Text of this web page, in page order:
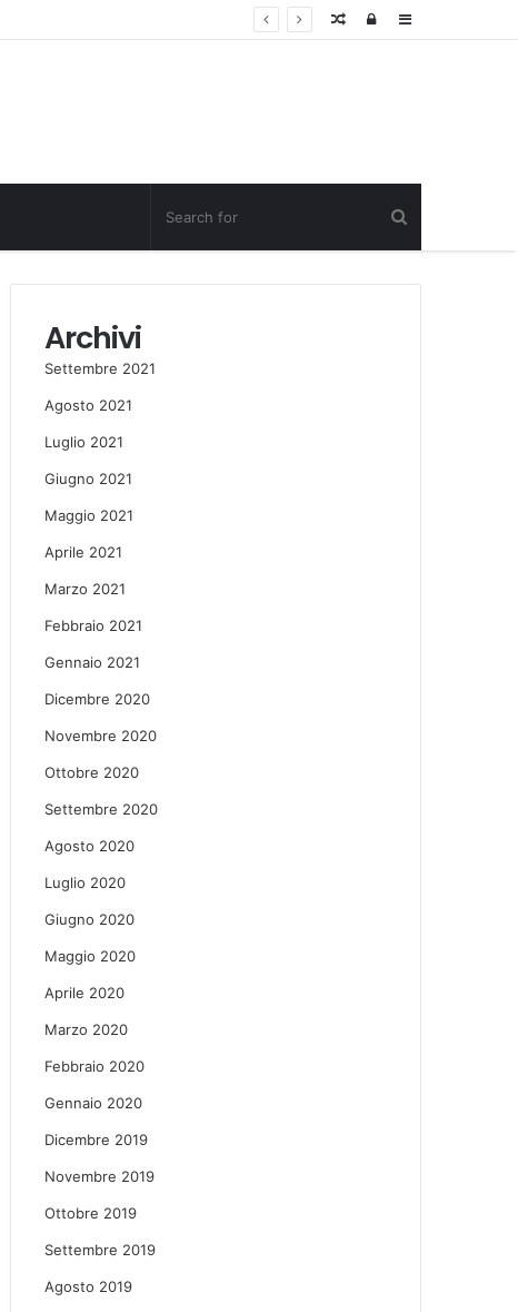
Sidebar
Log
Random
Archivi
Settembre 2021
Agosto 2021
Luglio 2021
Giugno 2021
Maggio 2021
Aprile 2021
Marzo 2021
Febbraio 2021
Gennaio 2021
Dicembre 2020
Novembre 2020
Ottobre 2020
Settembre 2020
Agosto 2020
Luglio 2020
Giugno 2020
Maggio 2020
Aprile 2020
Marzo 2020
Febbraio 2020
Gennaio 2020
Dicembre 2019
Novembre 2019
Ottobre 2019
Settembre 2019
Agosto 2019